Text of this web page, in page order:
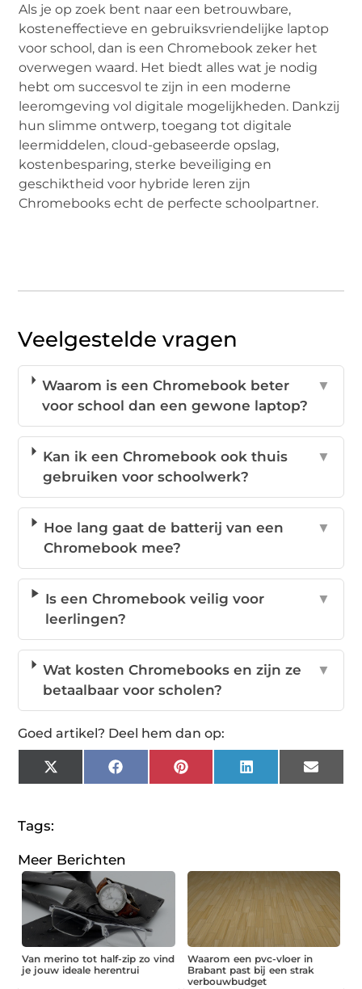
Als je op zoek bent naar een betrouwbare,
kosteneffectieve en gebruiksvriendelijke laptop
voor school, dan is een Chromebook zeker het
overwegen waard. Het biedt alles wat je nodig
hebt om succesvol te zijn in een moderne
leeromgeving vol digitale mogelijkheden. Dankzij
hun slimme ontwerp, toegang tot digitale
leermiddelen, cloud-gebaseerde opslag,
kostenbesparing, sterke beveiliging en
geschiktheid voor hybride leren zijn
Chromebooks echt de perfecte schoolpartner.
Veelgestelde vragen
Waarom is een Chromebook beter
voor school dan een gewone laptop?
▼
Kan ik een Chromebook ook thuis
gebruiken voor schoolwerk?
▼
Hoe lang gaat de batterij van een
Chromebook mee?
▼
Is een Chromebook veilig voor
leerlingen?
▼
Wat kosten Chromebooks en zijn ze
betaalbaar voor scholen?
▼
Goed artikel? Deel hem dan op:
X
(Twitter)
FacebookPinterestLinkedInEmail
Tags:
Meer Berichten
Van merino tot half-zip zo vind
je jouw ideale herentrui
Waarom een pvc-vloer in
Brabant past bij een strak
verbouwbudget